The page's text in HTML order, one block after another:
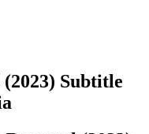
Subtitle